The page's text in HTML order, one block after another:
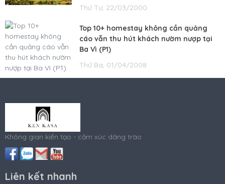
Thứ Tư, 22/03/2000
Top 10+ homestay không cần quảng
cáo vẫn thu hút khách nườm nượp tại
Ba Vì (P1)
Thứ Ba, 01/04/2008
Không gian kiến tạo - cảm xúc dâng trào
Liên kết nhanh